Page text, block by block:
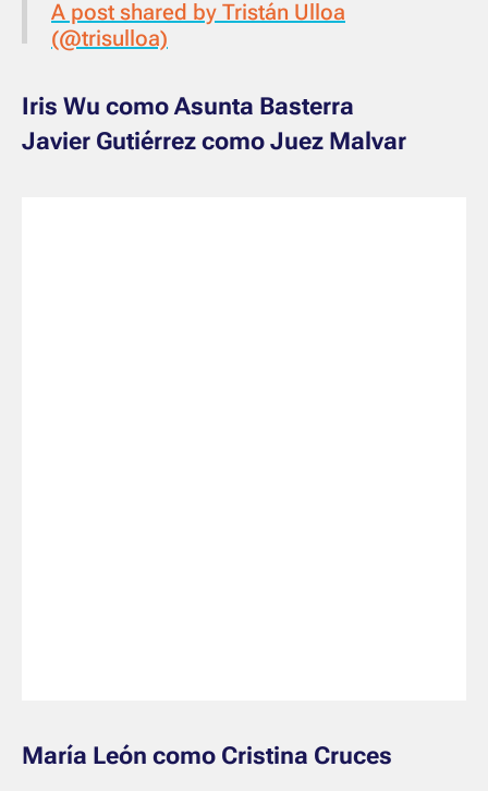
A post shared by Tristán Ulloa
(@trisulloa)
Iris Wu como Asunta Basterra
Javier Gutiérrez como Juez Malvar
María León como Cristina Cruces